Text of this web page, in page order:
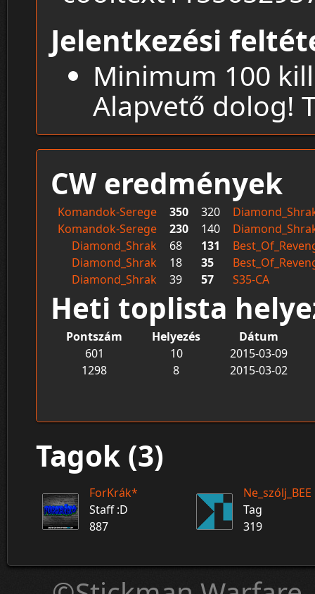
Jelentkezési
Minimum 100
Alapvető dolog!
CW eredmények
Komandok-Serege 350 320
Komandok-Serege
230 140
Diamond_Shrak
68 131
Diamond_Shrak
18 35
Diamond_Shrak
39 57 S35-CA
Heti toplista
Pontszám Helyezés
Dátum
601
10
2015-03-09
1298
8 2015-03-02
Tagok (3)
ForKrák*
Staff :D
887
Ne_szólj_BEE
Tag
319